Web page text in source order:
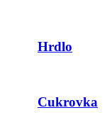
Hrdlo
Cukrovka